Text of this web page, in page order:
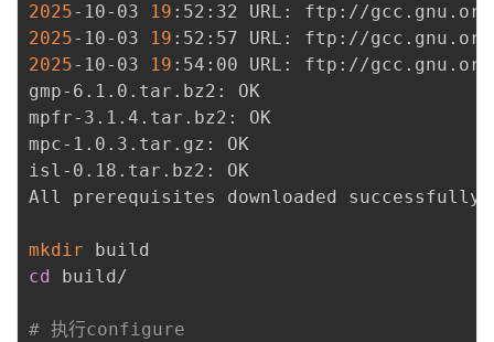
2025-10-03 19 :52:32 URL: ftp://
2025-10-03 19 :52:57 URL: ftp://
2025-10-03 19 :54:00 URL: ftp://
gmp-6.1.0.tar.bz2: OK
mpfr-3.1.4.tar.bz2: OK
mpc-1.0.3.tar.gz: OK
isl-0.18.tar.bz2: OK
All prerequisites downloaded successfully.
mkdir
cd
build/
# 执行configure